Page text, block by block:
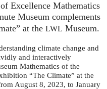
Excellence Mathematics
Museum complements
at the LWL Museum.
climate change and
and interactively
Mathematics of the
“The Climate” at the
August 8, 2023, to January